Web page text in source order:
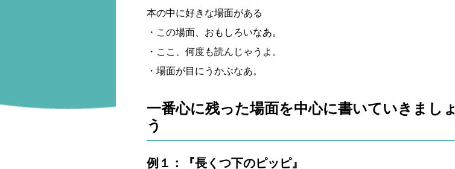
本の中に好きな場面がある
・この場面、おもしろいなあ。
・ここ、何度も読んじゃうよ。
・場面が目にうかぶなあ。
一番心に残った場面を中心に書いていきましょ
う
例１：『長くつ下のピッピ』